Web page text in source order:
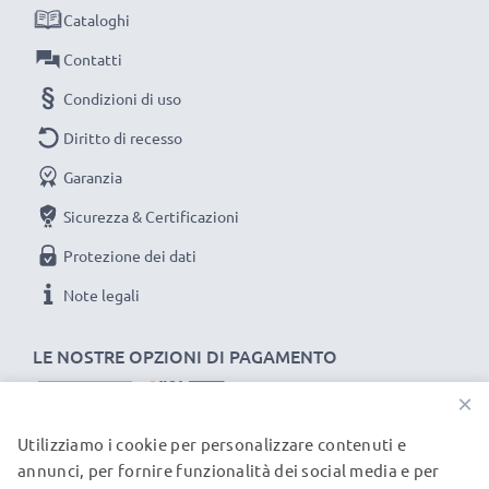
Sostituisci la batteria, non il navigatore! È la scelta più
intelligente e più ecosostenibile che tu possa fare,
efficientando e riducendo l’impatto ambientale e gli
Scegli CELLONIC, scegli la lunga durata e l'efficienza,
non fare compromessi sulla qualità: ordina ora!
LE NOSTRE OPZIONI DI PAGAMENTO
Cataloghi
Contatti
Condizioni di uso
Diritto di recesso
Garanzia
Sicurezza & Certificazioni
Protezione dei dati
Note legali
I NOSTRI PARTNER DI SPEDIZIONE
×
Utilizziamo i cookie per personalizzare contenuti e
annunci, per fornire funzionalità dei social media e per